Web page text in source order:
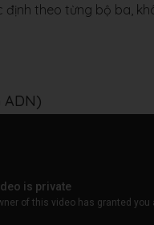
theo từng bộ ba,
ADN)